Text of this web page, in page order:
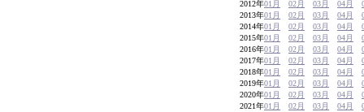
2012年01月 02月 03月 04月
2013年01月 02月 03月 04月
2014年01月 02月 03月 04月
2015年01月 02月 03月 04月
2016年01月 02月 03月 04月
2017年01月 02月 03月 04月
2018年01月 02月 03月 04月
2019年01月 02月 03月 04月
2020年01月 02月 03月 04月
2021年01月 02月 03月 04月